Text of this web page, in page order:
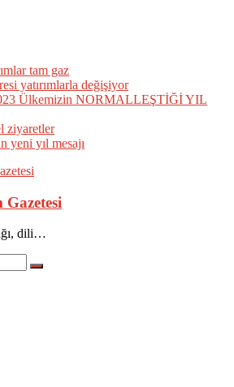
tam gaz
yatırımlarla değişiyor
Ülkemizin NORMALLEŞTİĞİ YIL
ziyaretler
yeni yıl mesajı
dili…